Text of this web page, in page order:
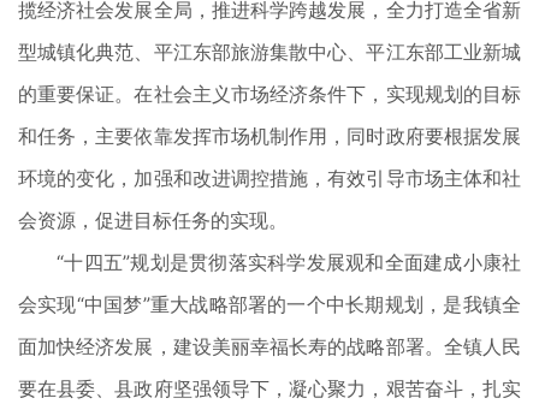
揽经济社会发展全局，推进科学跨越发展，全力打造全省新
型城镇化典范、平江东部旅游集散中心、平江东部工业新城
的重要保证。在社会主义市场经济条件下，实现规划的目标
和任务，主要依靠发挥市场机制作用，同时政府要根据发展
环境的变化，加强和改进调控措施，有效引导市场主体和社
会资源，促进目标任务的实现。
“十四五”规划是贯彻落实科学发展观和全面建成小康社
会实现“中国梦”重大战略部署的一个中长期规划，是我镇全
面加快经济发展，建设美丽幸福长寿的战略部署。全镇人民
要在县委、县政府坚强领导下，凝心聚力，艰苦奋斗，扎实